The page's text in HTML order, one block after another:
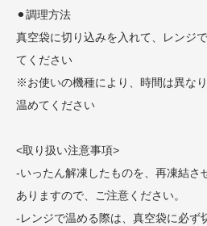
⚫︎調理方法
真空袋に切り込みを入れて、レンジ
てください
※お使いの機種により、時間は異な
温めてください
<取り扱い注意事項>
-いったん解凍したものを、再凍結さ
ありますので、ご注意ください。
-レンジで温める際は、真空袋に必ず